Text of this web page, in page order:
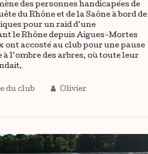
des personnes handicapées de
du Rhône et de la Saône à bord de
pour un raid d’une
le Rhône depuis Aigues-Mortes
ont accosté au club pour une pause
à l’ombre des arbres, où toute leur
du club Olivier